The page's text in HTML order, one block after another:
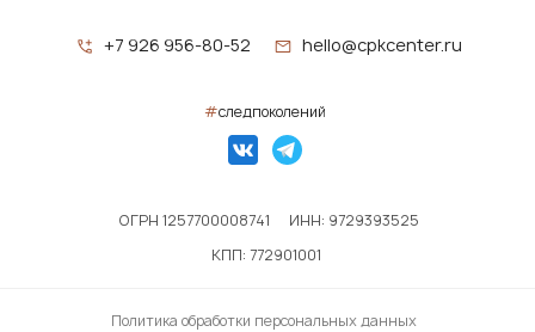
ОГРН 1257700008741
ИНН: 9729393525
КПП: 772901001
Политика обработки персональных данных
hello@cpkcenter.ru
+7 926 956-80-52
#следпоколений